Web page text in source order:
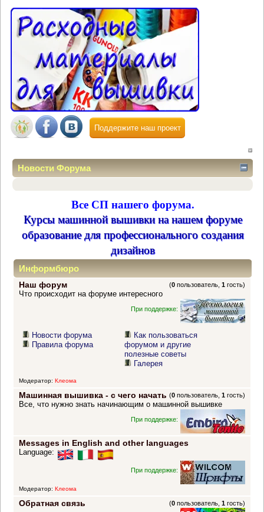
Поддержите наш проект
Новости Форума
Все СП нашего форума.
Курсы машинной вышивки на нашем форуме
образование для профессионального создания
дизайнов
Информбюро
Наш форум (0 пользователь,1 гость)
Что происходит на форуме интересного
При поддержке:
Новости форума
Правила форума
Как пользоваться
форумом и другие
полезные советы
Галерея
Модератор: Клеома
Машинная вышивка - с чего начать (0 пользователь,1 гость)
Все, что нужно знать начинающим о машинной вышивке
При поддержке:
Messages in English and other languages
Language:
При поддержке:
Модератор: Клеома
Обратная связь (0 пользователь,1 гость)